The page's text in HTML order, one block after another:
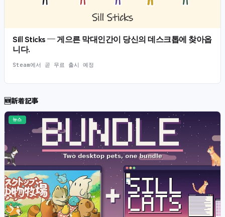
Sill Sticks — 게으른 막대인간이 당신의 데스크톱에 찾아옵
니다.
Steam에서 곧 무료 출시 예정
🆕新着記事
뉴스